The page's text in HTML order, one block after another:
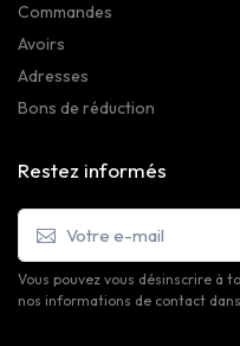
Commandes
Avoirs
Adresses
Bons de réduction
Restez informés
Vous pouvez vous désinscrire à
nos informations de contact